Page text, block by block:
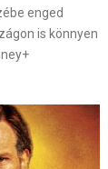
enged
is könnyen